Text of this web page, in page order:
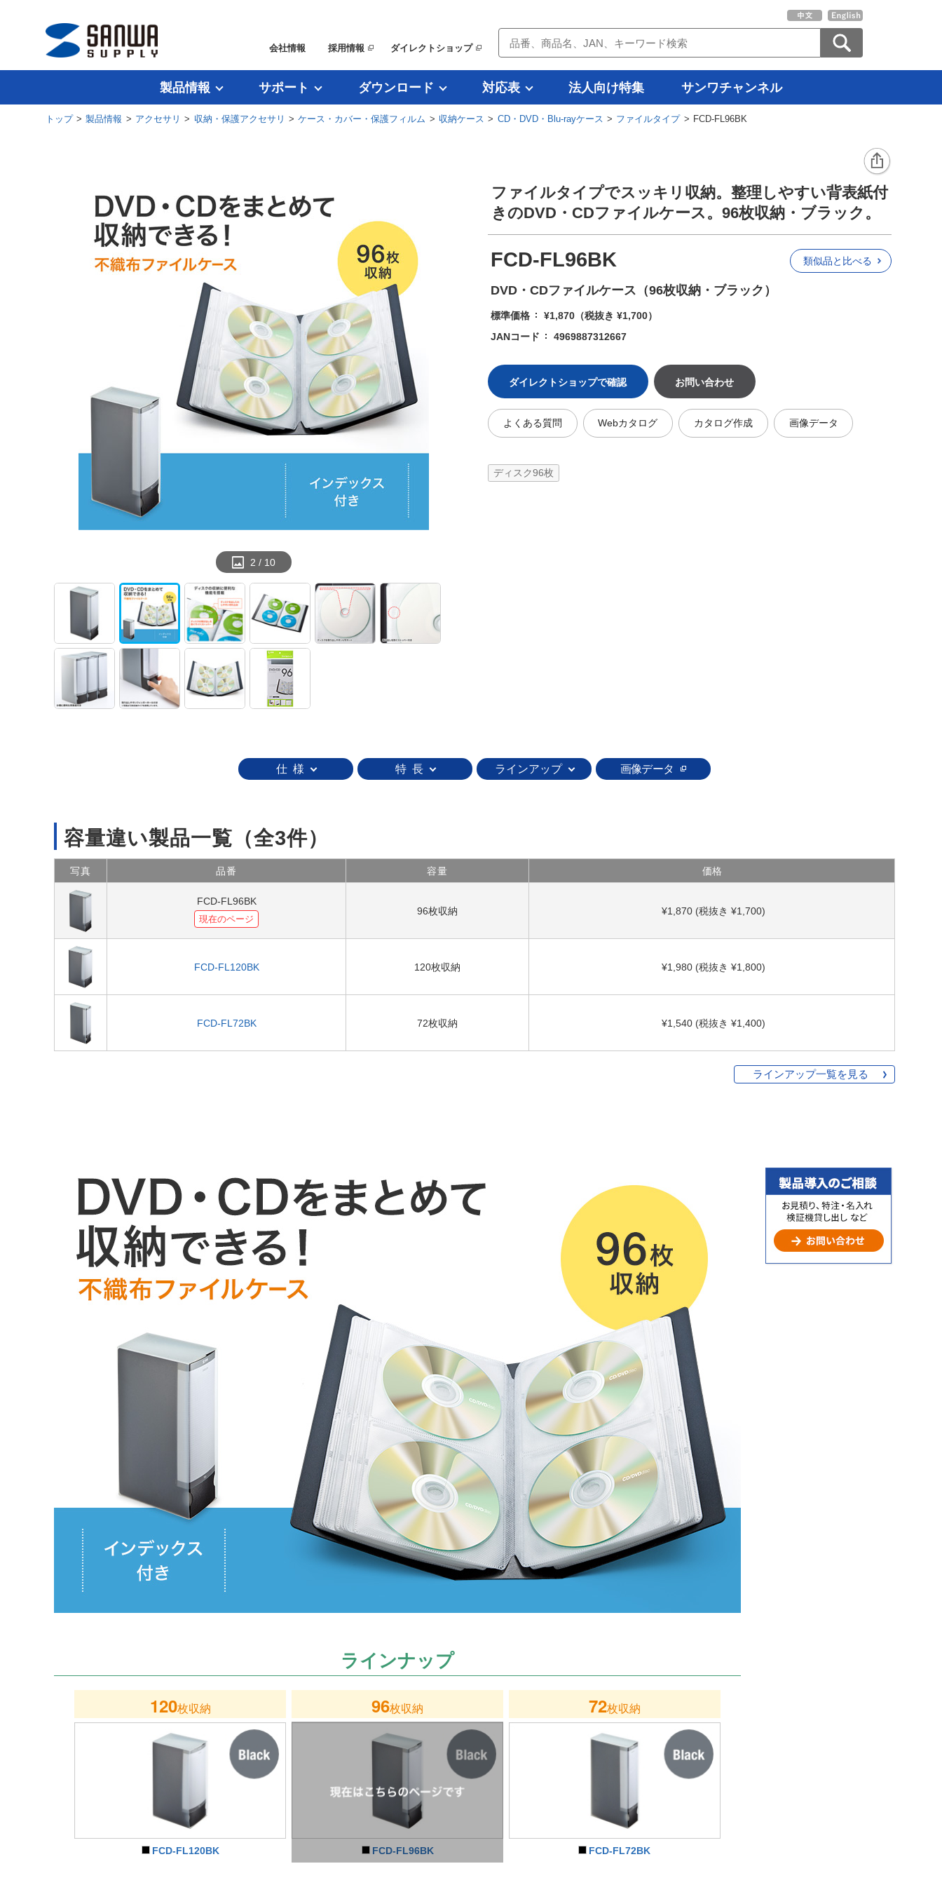
会社情報 採用情報 ダイレクトショップ
製品情報 サポート ダウンロード 対応表 法人向け特集 サンワチャンネル
トップ>製品情報 > アクセサリ > 収納・保護アクセサリ >ケース・カバー・保護フィルム > 収納ケース > CD・DVD・Blu-rayケース > ファイルタイプ> FCD-FL96BK
2 / 10
ファイルタイプでスッキリ収納。整理しやすい背表紙付
きのDVD・CDファイルケース。96枚収納・ブラック。
FCD-FL96BK
DVD・CDファイルケース（96枚収納・ブラック）
類似品と比べる
標準価格 ¥1,870 （税抜き ¥1,700）
JANコード
4969887312667
ダイレクトショップで確認 お問い合わせ
よくある質問 Webカタログ カタログ作成 画像データ
ディスク96枚
仕 様 特 長 ラインアップ 画像データ
容量違い製品一覧 （全3件）
写真 品番 容量 価格
FCD-FL96BK
現在のページ
96枚収納 ¥1,870 (税抜き ¥1,700)
FCD-FL120BK 120枚収納 ¥1,980 (税抜き ¥1,800)
FCD-FL72BK 72枚収納 ¥1,540 (税抜き ¥1,400)
ラインアップ一覧を見る
ラインナップ
120枚収納
FCD-FL120BK
96枚収納
FCD-FL96BK
72枚収納
FCD-FL72BK